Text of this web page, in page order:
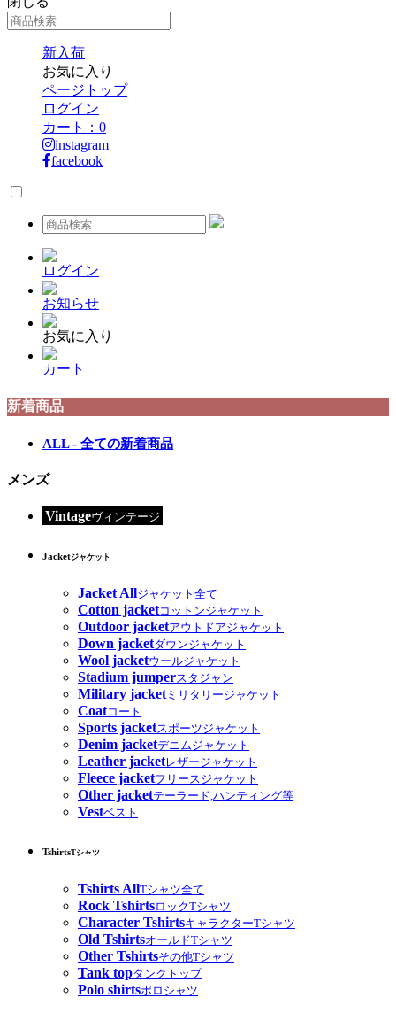
新入荷
お気に入り
ページトップ
ログイン
カート： 0
instagram
facebook
ログイン
お知らせ
お気に入り
カート
新着商品
ALL - 全ての新着商品
メンズ
Vintageヴィンテージ
Jacketジャケット
Jacket Allジャケット全て
Cotton jacketコットンジャケット
Outdoor jacketアウトドアジャケット
Down jacketダウンジャケット
Wool jacketウールジャケット
Stadium jumperスタジャン
Military jacketミリタリージャケット
Coatコート
Sports jacketスポーツジャケット
Denim jacketデニムジャケット
Leather jacketレザージャケット
Fleece jacketフリースジャケット
Other jacketテーラード,ハンティング等
Vestベスト
TshirtsTシャツ
Tshirts AllTシャツ全て
Rock TshirtsロックTシャツ
Character TshirtsキャラクターTシャツ
Old TshirtsオールドTシャツ
Other Tshirtsその他Tシャツ
Tank topタンクトップ
Polo shirtsポロシャツ